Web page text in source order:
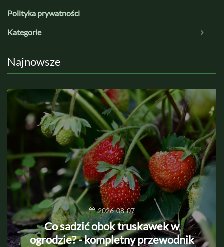
Polityka prywatności
Kategorie
Najnowsze
2026-08-07
Co sadzić obok truskawek w
ogrodzie? - kompletny przewodnik